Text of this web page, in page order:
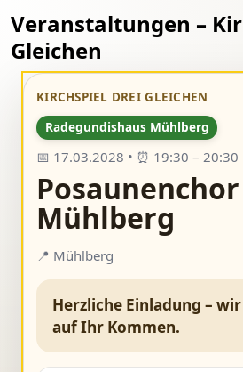
Veranstaltungen –
Gleichen
KIRCHSPIEL DREI GLEICHEN
Radegundishaus Mühlberg
📅 17.03.2028 • ⏰ 19:30 – 20:30
Posaunenchor
Mühlberg
📍 Mühlberg
Herzliche Einladung –
auf Ihr Kommen.